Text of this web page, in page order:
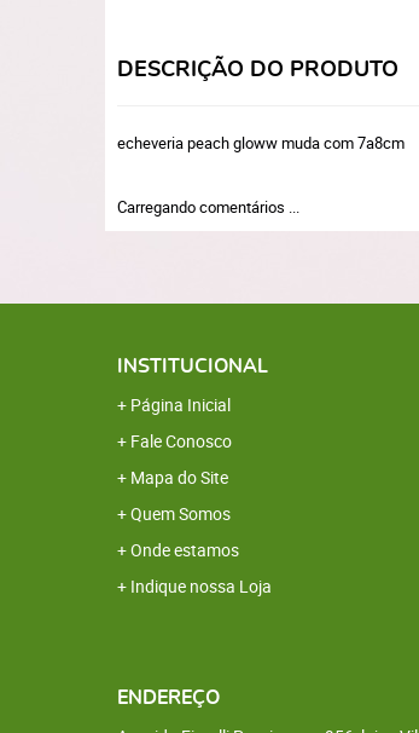
DESCRIÇÃO DO PRODUTO
echeveria peach gloww muda com 7a8cm
Carregando comentários ...
INSTITUCIONAL
Página Inicial
Fale Conosco
Mapa do Site
Quem Somos
Onde estamos
Indique nossa Loja
ENDEREÇO